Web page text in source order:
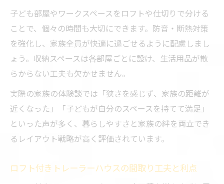
子ども部屋やワークスペースをロフトや仕切りで分ける
ことで、個々の時間も大切にできます。防音・断熱対策
を強化し、家族全員が快適に過ごせるように配慮しまし
ょう。収納スペースは各部屋ごとに設け、生活用品が散
らからない工夫も欠かせません。
実際の家族の体験談では「狭さを感じず、家族の距離が
近くなった」「子どもが自分のスペースを持てて満足」
といった声が多く、暮らしやすさと家族の絆を両立でき
るレイアウト戦略が高く評価されています。
ロフト付きトレーラーハウスの間取り工夫と利点